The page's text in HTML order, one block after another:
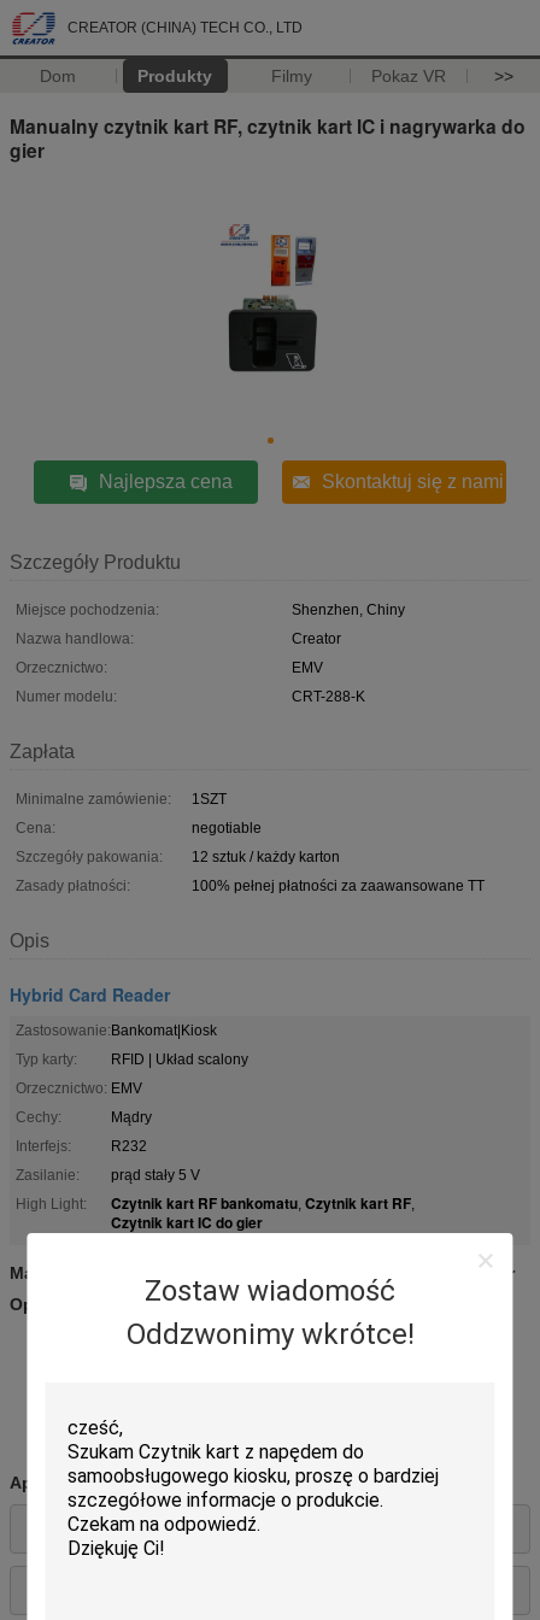
CREATOR (CHINA) TECH CO., LTD
Dom Produkty Filmy Pokaz VR >>
Zostaw wiadomość
Oddzwonimy wkrótce!
Manualny czytnik kart RF, czytnik kart IC i nagrywarka do
gier
Najlepsza cena Skontaktuj się z nami
Szczegóły Produktu
Miejsce pochodzenia:
Shenzhen, Chiny
Nazwa handlowa:
Creator
Orzecznictwo:
EMV
Numer modelu:
CRT-288-K
Zapłata
Minimalne zamówienie:
1SZT
Cena:
negotiable
Szczegóły pakowania:
12 sztuk / każdy karton
Zasady płatności:
100% pełnej płatności za zaawansowane TT
Opis
Hybrid Card Reader
Zastosowanie:Bankomat|Kiosk
Typ karty:
RFID | Układ scalony
Orzecznictwo: EMV
Cechy:
Mądry
Interfejs:
R232
Zasilanie:
prąd stały 5 V
High Light:
Czytnik kart RF bankomatu, Czytnik kart RF,
Czytnik kart IC do gier
Manualny czytnik kart RF, czytnik kart IC i nagrywarka do gier
Opis:
Czytanie i pisanie kart IC i RF
Specjalna konstrukcja przegrody dla ochrony czytelnika przed
Dwa rodzaje interfejsów komunikacyjnych: USB i RS232
Certyfikat EMV
Aplikacje:
Payphone, gry, narzędzia